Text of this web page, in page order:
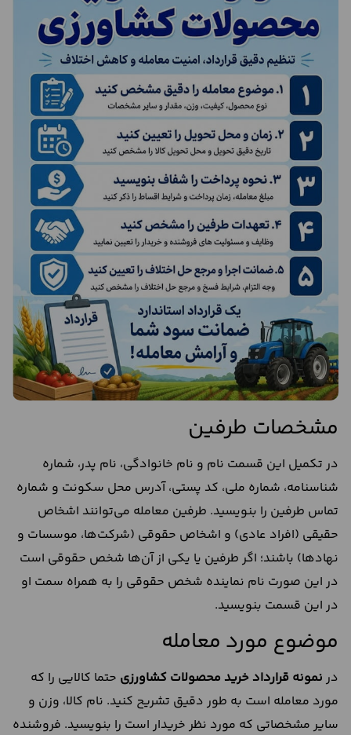
مشخصات طرفین
در تکمیل این قسمت نام و نام خانوادگی، نام پدر، شماره
شناسنامه، شماره ملی، کد پستی، آدرس محل سکونت و شماره
تماس طرفین را بنویسید. طرفین معامله می‌توانند اشخاص
حقیقی (افراد عادی) و اشخاص حقوقی (شرکت‌ها، موسسات و
نهادها) باشند؛ اگر طرفین یا یکی از آن‌ها شخص حقوقی است
در این صورت نام نماینده شخص حقوقی را به همراه سمت او
در این قسمت بنویسید.
موضوع مورد معامله
در نمونه قرارداد خرید محصولات کشاورزی حتما کالایی را که
مورد معامله است به طور دقیق تشریح کنید. نام کالا، وزن و
سایر مشخصاتی که مورد نظر خریدار است را بنویسید. فروشنده